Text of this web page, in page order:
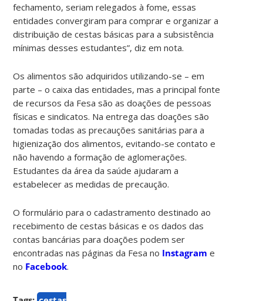
fechamento, seriam relegados à fome, essas
entidades convergiram para comprar e organizar a
distribuição de cestas básicas para a subsistência
mínimas desses estudantes”, diz em nota.
Os alimentos são adquiridos utilizando-se – em
parte – o caixa das entidades, mas a principal fonte
de recursos da Fesa são as doações de pessoas
físicas e sindicatos. Na entrega das doações são
tomadas todas as precauções sanitárias para a
higienização dos alimentos, evitando-se contato e
não havendo a formação de aglomerações.
Estudantes da área da saúde ajudaram a
estabelecer as medidas de precaução.
O formulário para o cadastramento destinado ao
recebimento de cestas básicas e os dados das
contas bancárias para doações podem ser
encontradas nas páginas da Fesa no Instagram e
no Facebook.